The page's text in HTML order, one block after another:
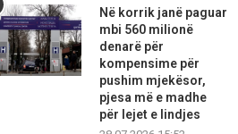
Në korrik janë paguar
mbi 560 milionë
denarë për
kompensime për
pushim mjekësor,
pjesa më e madhe
për lejet e lindjes